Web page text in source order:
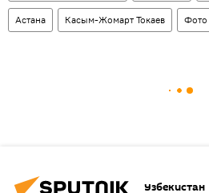
Астана Касым-Жомарт Токаев Фото
Узбекистан